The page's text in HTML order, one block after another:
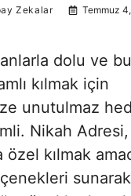
Zekalar Temmuz
dolu ve bu
kılmak için
unutulmaz
Nikah
kılmak